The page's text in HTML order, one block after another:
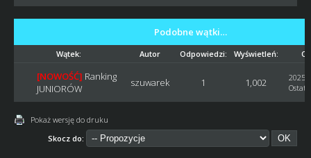
Podobne wątki…
Wątek: Autor Odpowiedzi: Wyświetleń:
[NOWOŚĆ] Ranking
JUNIORÓW
szuwarek 1 1,002
2025-
Pokaż wersję do druku
Skocz do: